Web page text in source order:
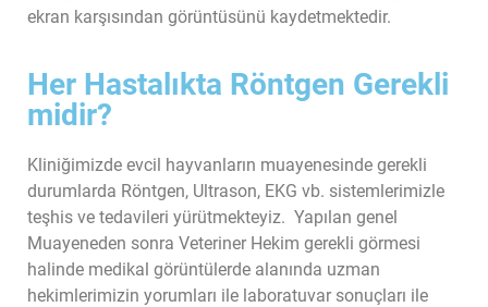
ekran karşısından görüntüsünü kaydetmektedir.
Her Hastalıkta Röntgen Gerekli
midir?
Kliniğimizde evcil hayvanların muayenesinde gerekli
durumlarda Röntgen, Ultrason, EKG vb. sistemlerimizle
teşhis ve tedavileri yürütmekteyiz. Yapılan genel
Muayeneden sonra Veteriner Hekim gerekli görmesi
halinde medikal görüntülerde alanında uzman
hekimlerimizin yorumları ile laboratuvar sonuçları ile